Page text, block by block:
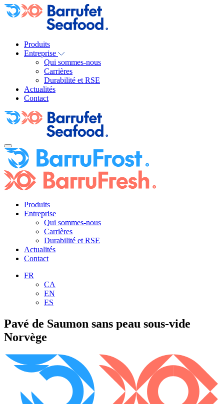
Produits
Entreprise
Qui sommes-nous
Carrières
Durabilité et RSE
Actualités
Contact
Produits
Entreprise
Qui sommes-nous
Carrières
Durabilité et RSE
Actualités
Contact
FR
CA
EN
ES
Pavé de Saumon sans peau sous-vide
Norvège